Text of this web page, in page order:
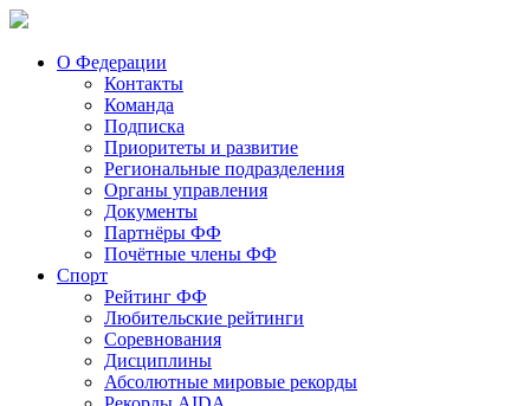
О Федерации
Контакты
Команда
Подписка
Приоритеты и развитие
Региональные подразделения
Органы управления
Документы
Партнёры ФФ
Почётные члены ФФ
Спорт
Рейтинг ФФ
Любительские рейтинги
Соревнования
Дисциплины
Абсолютные мировые рекорды